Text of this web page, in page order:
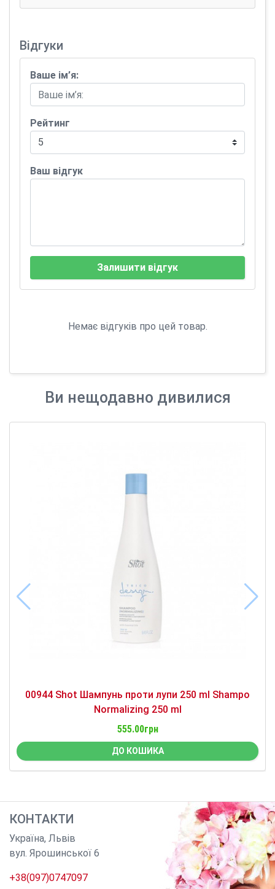
Відгуки
Ваше ім’я:
Рейтинг
Ваш відгук
Залишити відгук
Немає відгуків про цей товар.
Ви нещодавно дивилися
00944 Shot Шампунь проти лупи 250 ml Shampo
Normalizing 250 ml
555.00грн
ДО КОШИКА
КОНТАКТИ
Україна, Львів
вул. Ярошинської 6
+38(097)0747097